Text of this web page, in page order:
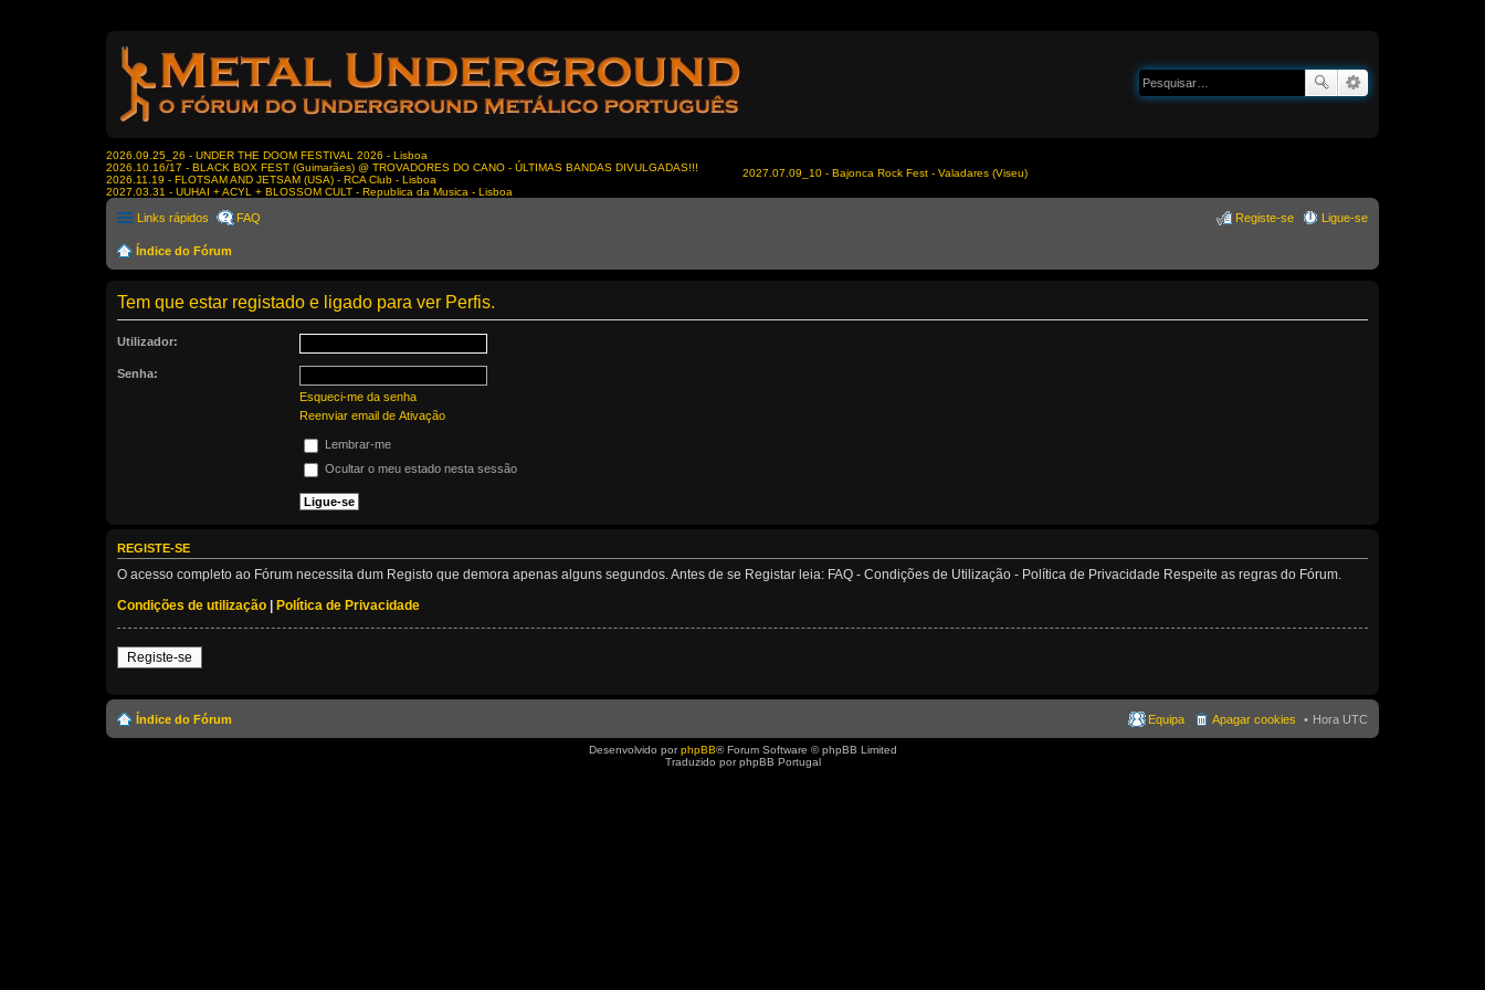
2026.09.25_26 - UNDER THE DOOM FESTIVAL 2026 - Lisboa
2026.10.16/17 - BLACK BOX FEST (Guimarães) @ TROVADORES DO CANO - ÚLTIMAS BANDAS DIVULGADAS!!!
2026.11.19 - FLOTSAM AND JETSAM (USA) - RCA Club - Lisboa
2027.03.31 - UUHAI + ACYL + BLOSSOM CULT - Republica da Musica - Lisboa
2027.07.09_10 - Bajonca Rock Fest - Valadares (Viseu)
Links rápidos FAQ Ligue-se
Registe-se
Índice do Fórum
Tem que estar registado e ligado para ver Perfis.
Utilizador:
Senha:
Esqueci-me da senha
Reenviar email de Ativação
Lembrar-me
Ocultar o meu estado nesta sessão
REGISTE-SE
O acesso completo ao Fórum necessita dum Registo que demora apenas alguns segundos. Antes de se Registar leia: FAQ - Condições de Utilização - Política de Privacidade Respeite as regras do Fórum.
Condições de utilização | Política de Privacidade
Registe-se
Índice do Fórum Hora UTC
Apagar cookies
Equipa
Desenvolvido porphpBB® Forum Software © phpBB Limited
Traduzido por phpBB Portugal